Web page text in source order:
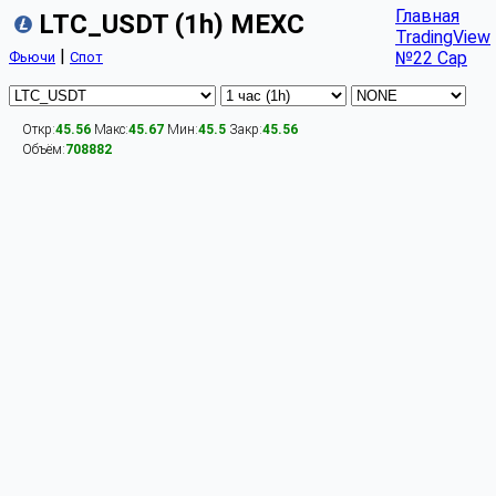
LTC_USDT (1h) MEXC
Фьючи | Спот
Главная
TradingView
№22 Cap
Откр:45.56 Макс:45.67 Мин:45.5 Закр:45.56
Объём:708882